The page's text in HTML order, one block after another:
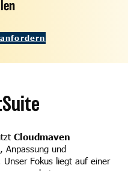
Cloudmaven
Anpassung und
Fokus liegt auf einer